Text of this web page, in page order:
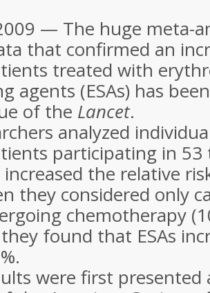
— The huge meta-
that confirmed an
treated with
agents (ESAs) has
of the Lancet.
analyzed
participating in
increased the relative
they considered only
chemotherapy
found that ESAs
were first